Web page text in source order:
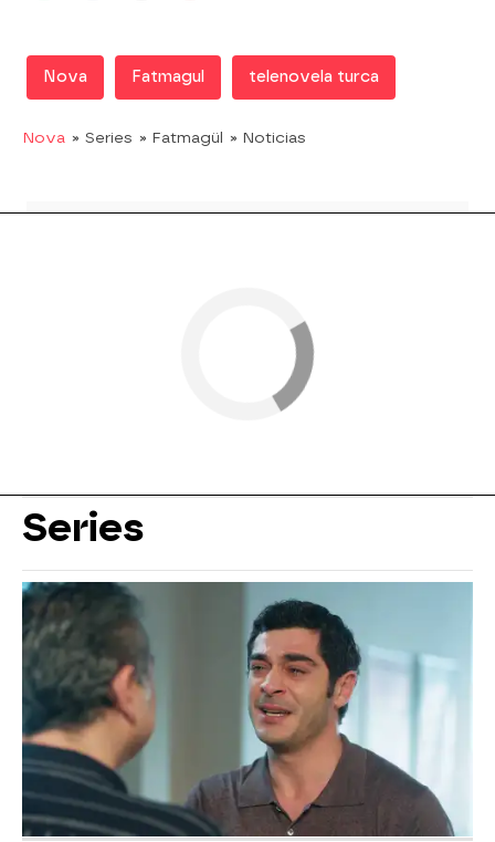
Nova Fatmagul telenovela turca
Nova » Series » Fatmagül » Noticias
Series